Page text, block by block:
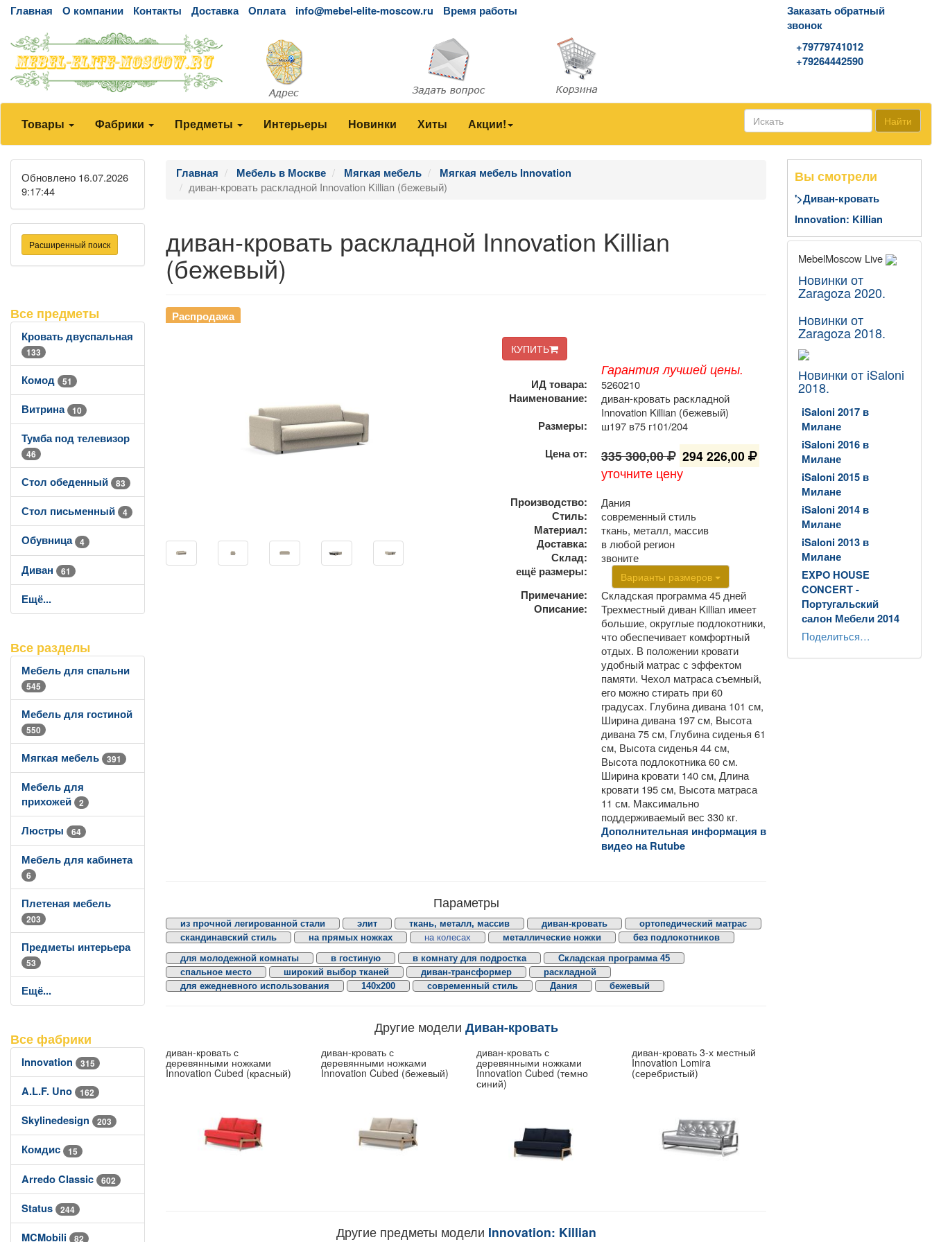
Главная О компании Контакты Доставка Оплата info@mebel-elite-moscow.ru Время работы
Заказать обратный
звонок
+79779741012
+79264442590
Товары Фабрики Предметы Интерьеры Новинки Хиты Акции! Найти
Обновлено 16.07.2026
9:17:44
Расширенный поиск
Все предметы
Кровать двуспальная
133
Комод 51
Витрина 10
Тумба под телевизор
46
Стол обеденный 83
Стол письменный 4
Обувница 4
Диван 61
Ещё...
Все разделы
Мебель для спальни
545
Мебель для гостиной
550
Мягкая мебель 391
Мебель для
прихожей
2
Люстры 64
Мебель для кабинета
6
Плетеная мебель
203
Предметы интерьера
53
Ещё...
Все фабрики
Innovation 315
A.L.F. Uno 162
Skylinedesign 203
Комдис 15
Arredo Classic 602
Status 244
MCMobili 82
Главная Мебель в Москве Мягкая мебель
Мягкая мебель Innovation
диван-кровать раскладной Innovation Killian (бежевый)
диван-кровать раскладной Innovation Killian
(бежевый)
Распродажа
КУПИТЬ
Гарантия лучшей цены.
ИД товара:
5260210
Наименование:
диван-кровать раскладной
Innovation Killian (бежевый)
Размеры:
ш197 в75 г101/204
Цена от:
335 300,00
294 226,00
уточните цену
Производство:
Дания
Стиль:
современный стиль
Материал:
ткань, металл, массив
Доставка:
в любой регион
Склад:
звоните
ещё размеры:
Варианты размеров
Примечание:
Складская программа 45 дней
Описание:
Трехместный диван Killian имеет
большие, округлые подлокотники,
что обеспечивает комфортный
отдых. В положении кровати
удобный матрас с эффектом
памяти. Чехол матраса съемный,
его можно стирать при 60
градусах. Глубина дивана 101 см,
Ширина дивана 197 см, Высота
дивана 75 см, Глубина сиденья 61
см, Высота сиденья 44 см,
Высота подлокотника 60 см.
Ширина кровати 140 см, Длина
кровати 195 см, Высота матраса
11 см. Максимально
поддерживаемый вес 330 кг.
Дополнительная информация в
видео на Rutube
Параметры
из прочной легированной стали элит ткань, металл, массив диван-кровать
ортопедический матрас
скандинавский стиль
на прямых ножках на колесах металлические ножки
без подлокотников
для молодежной комнаты
в гостиную в комнату для подростка
Складская программа 45
спальное место
широкий выбор тканей диван-трансформер
раскладной
для ежедневного использования
140х200 современный стиль Дания бежевый
Другие модели Диван-кровать
диван-кровать с
деревянными ножками
Innovation Cubed (красный)
диван-кровать с
деревянными ножками
Innovation Cubed (бежевый)
диван-кровать с
деревянными ножками
Innovation Cubed (темно
синий)
диван-кровать 3-х местный
Innovation Lomira
(серебристый)
Другие предметы модели Innovation: Killian
Вы смотрели
'>Диван-кровать
Innovation: Killian
MebelMoscow Live
Новинки от
Zaragoza 2020.
Новинки от
Zaragoza 2018.
Новинки от iSaloni
2018.
iSaloni 2017 в
Милане
iSaloni 2016 в
Милане
iSaloni 2015 в
Милане
iSaloni 2014 в
Милане
iSaloni 2013 в
Милане
EXPO HOUSE
CONCERT -
Португальский
салон Мебели 2014
Поделиться…